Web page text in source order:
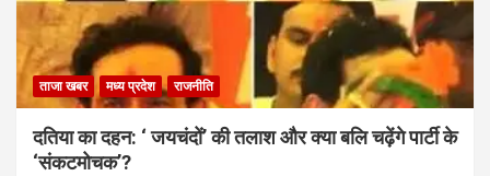
ताजा खबर मध्य प्रदेश राजनीति
दतिया का दहन: ‘ जयचंदों’ की तलाश और क्या बलि चढ़ेंगे पार्टी के
‘संकटमोचक’?